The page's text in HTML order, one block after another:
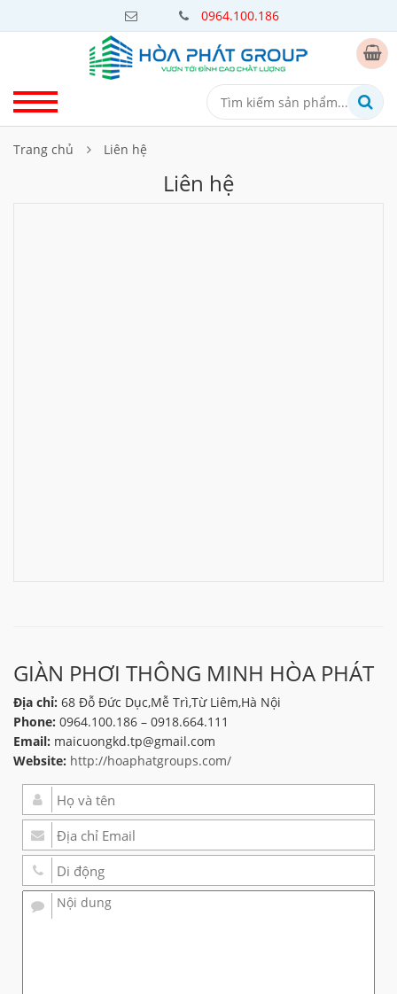
0964.100.186
Trang chủ Liên hệ
Liên hệ
GIÀN PHƠI THÔNG MINH HÒA PHÁT
Địa chỉ: 68 Đỗ Đức Dục,Mễ Trì,Từ Liêm,Hà Nội
Phone: 0964.100.186 – 0918.664.111
Email: maicuongkd.tp@gmail.com
Website: http://hoaphatgroups.com/